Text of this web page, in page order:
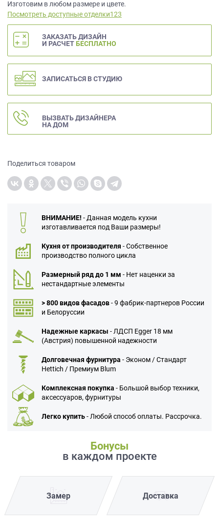
Изготовим в любом размере и цвете.
Посмотреть доступные отделки123
ЗАКАЗАТЬ ДИЗАЙН
И РАСЧЕТ БЕСПЛАТНО
ЗАПИСАТЬСЯ В СТУДИЮ
ВЫЗВАТЬ ДИЗАЙНЕРА
НА ДОМ
Поделиться товаром
ВНИМАНИЕ! - Данная модель кухни
изготавливается под Ваши размеры!
Кухня от производителя - Собственное
производство полного цикла
Размерный ряд до 1 мм - Нет наценки за
нестандартные элементы
> 800 видов фасадов- 9 фабрик-партнеров России
и Белоруссии
Надежные каркасы - ЛДСП Egger 18 мм
(Австрия) повышенной надежности
Долговечная фурнитура - Эконом / Стандарт
Hettich / Премиум Blum
Комплексная покупка - Большой выбор техники,
аксессуаров, фурнитуры
Легко купить- Любой способ оплаты. Рассрочка.
Бонусы
в каждом проекте
Замер Доставка
данных.